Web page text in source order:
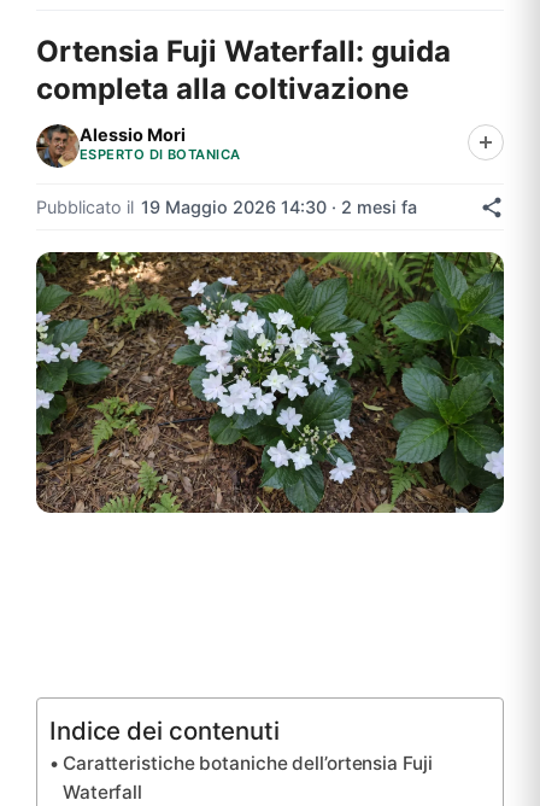
Ortensia Fuji Waterfall: guida
completa alla coltivazione
Alessio Mori
ESPERTO DI BOTANICA
Pubblicato il 19 Maggio 2026 14:30 · 2 mesi fa
Indice dei contenuti
Caratteristiche botaniche dell’ortensia Fuji
Waterfall